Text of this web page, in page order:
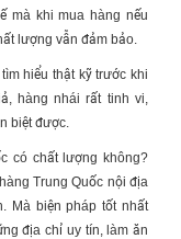
mà khi mua hàng nếu
lượng vẫn đảm bảo.
hiểu thật kỹ trước khi
hàng nhái rất tinh vi,
biệt được.
có chất lượng không?
Trung Quốc nội địa
Mà biện pháp tốt nhất
địa chỉ uy tín, làm ăn